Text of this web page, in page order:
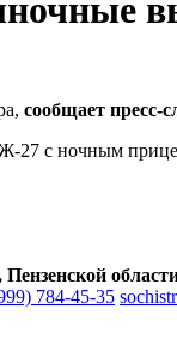
сообщает пресс-
с ночным
784-45-35